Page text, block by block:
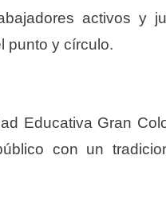
activos y
punto y círculo.
Educativa Gran
con un